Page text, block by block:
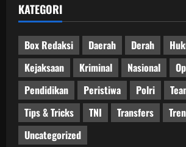
KATEGORI
Box Redaksi Daerah Derah
Kejaksaan
Kriminal Nasional
Pendidikan
Peristiwa Polri
Tips & Tricks
TNI Transfers
Uncategorized